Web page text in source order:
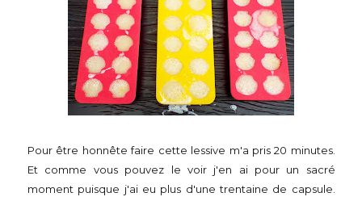
Pour être honnête faire cette lessive m'a pris 20 minutes.
Et comme vous pouvez le voir j'en ai pour un sacré
moment puisque j'ai eu plus d'une trentaine de capsule.